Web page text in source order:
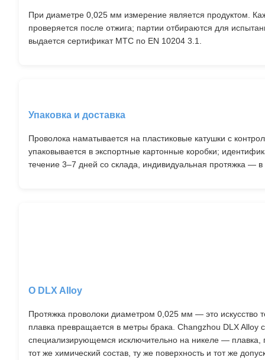
При диаметре 0,025 мм измерение является продуктом.
проверяется после отжига; партии отбираются для
выдается сертификат MTC по EN 10204 3.1.
Упаковка и доставка
Проволока наматывается на пластиковые катушки с
упаковывается в экспортные картонные коробки;
течение 3–7 дней со склада, индивидуальная протяжка —
О DLX Alloy
Протяжка проволоки диаметром 0,025 мм — это искусство
плавка превращается в метры брака. Changzhou DLX Alloy
специализирующемся исключительно на никеле — плавка,
тот же химический состав, ту же поверхность и тот же